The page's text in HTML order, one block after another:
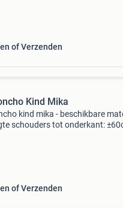
of Verzenden
Kind Mika
kind mika - beschikbare
schouders tot onderkant:
of Verzenden